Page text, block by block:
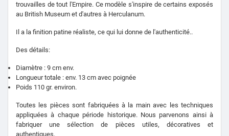
trouvailles de tout l'Empire. Ce modèle s'inspire de certains exposés
au British Museum et d'autres à Herculanum.
Il a la finition patine réaliste, ce qui lui donne de l'authenticité..
Des détails:
Diamètre : 9 cm env.
Longueur totale : env. 13 cm avec poignée
Poids 110 gr. environ.
Toutes les pièces sont fabriquées à la main avec les techniques
appliquées à chaque période historique. Nous parvenons ainsi à
fabriquer une sélection de pièces utiles, décoratives et
authentiques.